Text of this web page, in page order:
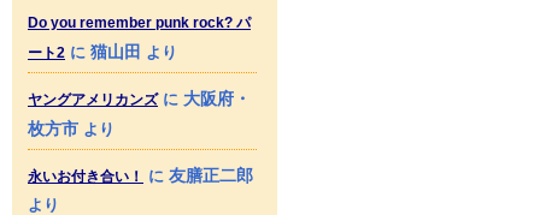
Do you remember punk rock? パ
ート2 に 猫山田 より
ヤングアメリカンズに 大阪府・
枚方市 より
永いお付き合い！ に 友膳正二郎
より